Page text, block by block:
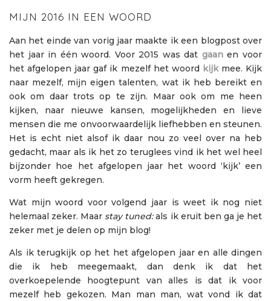
MIJN 2016 IN EEN WOORD
Aan het einde van vorig jaar maakte ik een blogpost over
het jaar in één woord. Voor 2015 was dat gaanen voor
het afgelopen jaar gaf ik mezelf het woord kijkmee. Kijk
naar mezelf, mijn eigen talenten, wat ik heb bereikt en
ook om daar trots op te zijn. Maar ook om me heen
kijken, naar nieuwe kansen, mogelijkheden en lieve
mensen die me onvoorwaardelijk liefhebben en steunen.
Het is echt niet alsof ik daar nou zo veel over na heb
gedacht, maar als ik het zo teruglees vind ik het wel heel
bijzonder hoe het afgelopen jaar het woord ‘kijk’ een
vorm heeft gekregen.
Wat mijn woord voor volgend jaar is weet ik nog niet
helemaal zeker. Maarstay tuned:als ik eruit ben ga je het
zeker met je delen op mijn blog!
Als ik terugkijk op het het afgelopen jaar en alle dingen
die ik heb meegemaakt, dan denk ik dat het
overkoepelende hoogtepunt van alles is dat ik voor
mezelf heb gekozen. Man man man, wat vond ik dat